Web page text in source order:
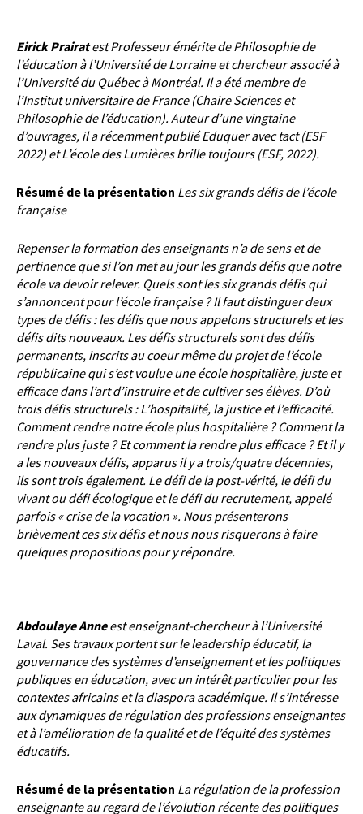
Eirick Prairatest Professeur émérite de Philosophie de
l’éducation à l’Université de Lorraine et chercheur associé à
l’Université du Québec à Montréal. Il a été membre de
l’Institut universitaire de France (Chaire Sciences et
Philosophie de l’éducation). Auteur d’une vingtaine
d’ouvrages, il a récemment publié Eduquer avec tact (ESF
2022) et L’école des Lumières brille toujours (ESF, 2022).
Résumé de la présentation Les six grands défis de l’école
française
Repenser la formation des enseignants n’a de sens et de
pertinence que si l’on met au jour les grands défis que notre
école va devoir relever. Quels sont les six grands défis qui
s’annoncent pour l’école française ? Il faut distinguer deux
types de défis : les défis que nous appelons structurels et les
défis dits nouveaux. Les défis structurels sont des défis
permanents, inscrits au coeur même du projet de l’école
républicaine qui s’est voulue une école hospitalière, juste et
efficace dans l’art d’instruire et de cultiver ses élèves. D’où
trois défis structurels : L’hospitalité, la justice et l’efficacité.
Comment rendre notre école plus hospitalière ? Comment la
rendre plus juste ? Et comment la rendre plus efficace ? Et il y
a les nouveaux défis, apparus il y a trois/quatre décennies,
ils sont trois également. Le défi de la post-vérité, le défi du
vivant ou défi écologique et le défi du recrutement, appelé
parfois « crise de la vocation ». Nous présenterons
brièvement ces six défis et nous nous risquerons à faire
quelques propositions pour y répondre.
AbdoulayeAnne est enseignant-chercheur à l’Université
Laval. Ses travaux portent sur le leadership éducatif, la
gouvernance des systèmes d’enseignement et les politiques
publiques en éducation, avec un intérêt particulier pour les
contextes africains et la diaspora académique. Il s’intéresse
aux dynamiques de régulation des professions enseignantes
et à l’amélioration de la qualité et de l’équité des systèmes
éducatifs.
Résumé de la présentation La régulation de la profession
enseignante au regard de l’évolution récente des politiques